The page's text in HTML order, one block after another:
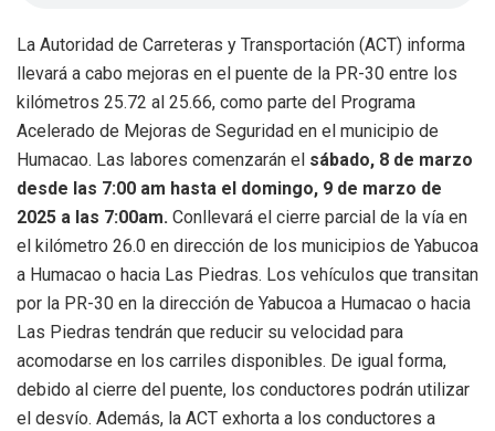
La Autoridad de Carreteras y Transportación (ACT) informa
llevará a cabo mejoras en el puente de la PR-30 entre los
kilómetros 25.72 al 25.66, como parte del Programa
Acelerado de Mejoras de Seguridad en el municipio de
Humacao. Las labores comenzarán el sábado, 8 de marzo
desde las 7:00 am hasta el domingo, 9 de marzo de
2025 a las 7:00am. Conllevará el cierre parcial de la vía en
el kilómetro 26.0 en dirección de los municipios de Yabucoa
a Humacao o hacia Las Piedras. Los vehículos que transitan
por la PR-30 en la dirección de Yabucoa a Humacao o hacia
Las Piedras tendrán que reducir su velocidad para
acomodarse en los carriles disponibles. De igual forma,
debido al cierre del puente, los conductores podrán utilizar
el desvío. Además, la ACT exhorta a los conductores a